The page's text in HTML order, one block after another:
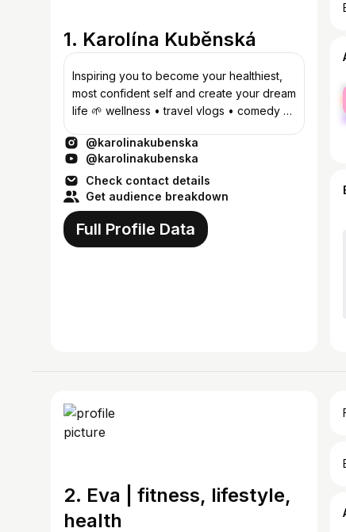
1. Karolína Kuběnská
Inspiring you to become your healthiest,
most confident self and create your dream
life 🌱 wellness • travel vlogs • comedy 📩
@karolinakubenska
@karolinakubenska
Check contact details
Get audience breakdown
Full Profile Data
2. Eva | fitness, lifestyle,
health